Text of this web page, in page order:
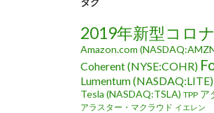
2019年新型コロ
Amazon.com
Coherent (NYSE:COHR)
Lumentum (NASDAQ:LITE)
Tesla (NASDAQ:TSLA) TPP ア
アラスター・マクラウド イエレン